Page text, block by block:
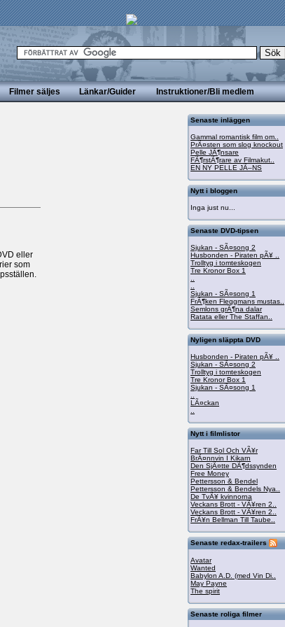
Filmer säljes Länkar/Guider Instruktioner/Bli medlem
eller
som
Senaste inläggen
Gammal romantisk film om..
PrÃ¤sten som slog knockout
Pelle JÃ¶nsare
FÃ¶rstÃ¶rare av Filmakut..
EN NY PELLE JÃ–NS
Nytt i bloggen
Inga just nu...
Senaste DVD-tipsen
Sjukan - SÃ¤song 2
Husbonden - Piraten pÃ¥ ..
Trolltyg i tomteskogen
Tre Kronor Box 1
Sjukan - SÃ¤song 1
FrÃ¶ken Fleggmans mustas..
Semlons grÃ¶na dalar
Ratata eller The Staffan..
Nyligen släppta DVD
Husbonden - Piraten pÃ¥ ..
Sjukan - SÃ¤song 2
Trolltyg i tomteskogen
Tre Kronor Box 1
Sjukan - SÃ¤song 1
LÃ¤ckan
Nytt i filmlistor
Far Till Sol Och VÃ¥r
BrÃ¤nnvin I Kikarn
Den SjÃ¤tte DÃ¶dssynden
Free Money
Pettersson & Bendel
Pettersson & Bendels Nya..
De TvÃ¥ kvinnorna
Veckans Brott - VÃ¥ren 2..
Veckans Brott - VÃ¥ren 2..
FrÃ¥n Bellman Till Taube..
Senaste redax-trailers
Avatar
Wanted
Babylon A.D. (med Vin Di..
May Payne
The spirit
Senaste roliga filmer